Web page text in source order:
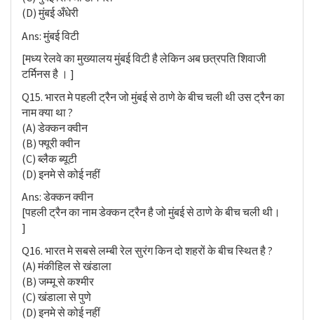
(D) मुंबई अँधेरी
Ans: मुंबई विटी
[मध्य रेलवे का मुख्यालय मुंबई विटी है लेकिन अब छत्रपति शिवाजी
टर्मिनस है । ]
Q15. भारत मे पहली ट्रैन जो मुंबई से ठाणे के बीच चली थी उस ट्रैन का
नाम क्या था ?
(A) डेक्कन क्वीन
(B) फ्यूरी क्वीन
(C) ब्लैक ब्यूटी
(D) इनमे से कोई नहीं
Ans: डेक्कन क्वीन
[पहली ट्रैन का नाम डेक्कन ट्रैन है जो मुंबई से ठाणे के बीच चली थी।
]
Q16. भारत मे सबसे लम्बी रेल सुरंग किन दो शहरों के बीच स्थित है ?
(A) मंकीहिल से खंडाला
(B) जम्मू से कश्मीर
(C) खंडाला से पुणे
(D) इनमे से कोई नहीं